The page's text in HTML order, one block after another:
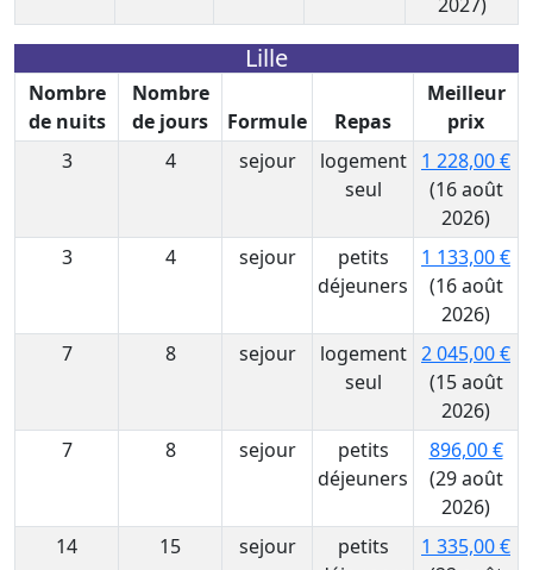
Lille
Nombre
de nuits
Nombre
de jours
Formule Repas
Meilleur
prix
3
4 sejour
logement
seul
1 228,00 €
(16 août
2026)
3
4 sejour
petits
déjeuners
1 133,00 €
(16 août
2026)
7
8 sejour
logement
seul
2 045,00 €
(15 août
2026)
7
8 sejour
petits
déjeuners
896,00 €
(29 août
2026)
14
15 sejour
petits
1 335,00 €